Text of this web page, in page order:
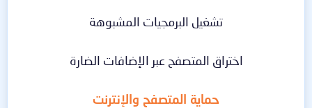
تشغيل البرمجيات المشبوهة
اختراق المتصفح عبر الإضافات الضارة
حماية المتصفح والإنترنت